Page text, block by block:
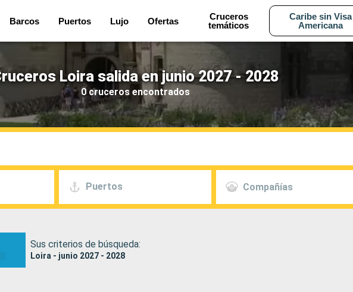
Barcos Puertos Lujo Ofertas
Cruceros
temáticos
Caribe sin Visa
Americana
Loira salida en junio 2027 - 2028
0 cruceros encontrados
Puertos Compañías
Sus criterios de búsqueda:
Loira - junio 2027 - 2028